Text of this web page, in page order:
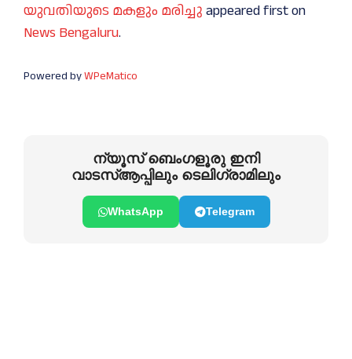
യുവതിയുടെ മകളും മരിച്ചു appeared first on
News Bengaluru.
Powered byWPeMatico
ന്യൂസ് ബെംഗളൂരു ഇനി
വാടസ്ആപ്പിലും ടെലിഗ്രാമിലും
WhatsApp Telegram